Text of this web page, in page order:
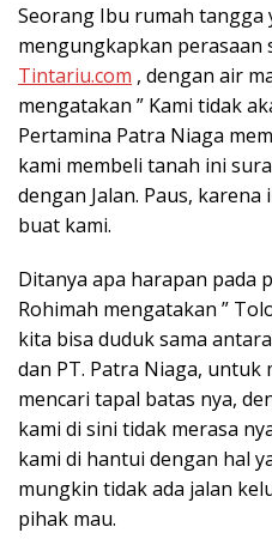
Seorang Ibu rumah tangga
mengungkapkan perasaan
Tintariu.com , dengan air
mengatakan ” Kami tidak
Pertamina Patra Niaga
kami membeli tanah ini
dengan Jalan. Paus,
buat kami.
Ditanya apa harapan pada
Rohimah mengatakan ”
kita bisa duduk sama
dan PT. Patra Niaga,
mencari tapal batas nya,
kami di sini tidak merasa
kami di hantui dengan hal
mungkin tidak ada jalan
pihak mau.